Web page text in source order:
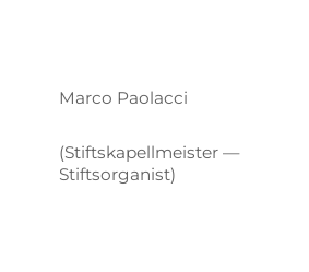
Mar­co Paolacci
(Stifts­ka­pell­meis­ter —
Stiftsorganist)